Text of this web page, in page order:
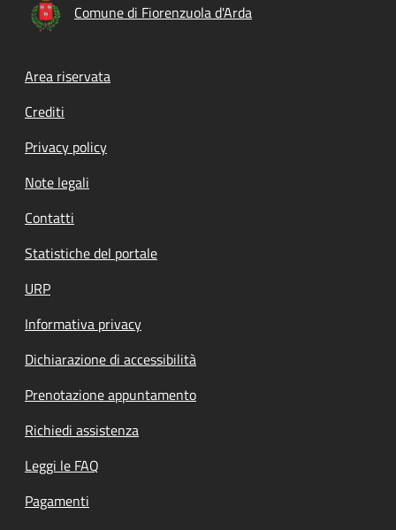
Comune di Fiorenzuola d'Arda
Footer menu
Area riservata
Crediti
Privacy policy
Note legali
Contatti
Statistiche del portale
URP
Informativa privacy
Dichiarazione di accessibilità
Prenotazione appuntamento
Richiedi assistenza
Leggi le FAQ
Pagamenti